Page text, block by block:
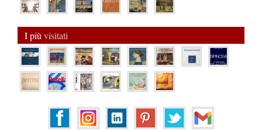
I più visitati